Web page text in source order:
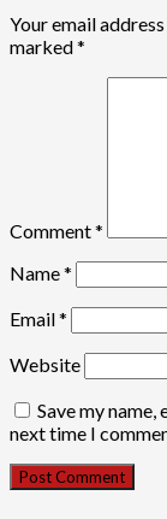
Your email
marked*
Comment*
Name*
Email*
Website
Save my
next time I